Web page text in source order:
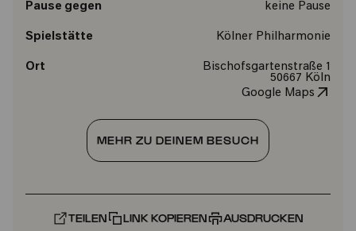
Pause gegen keine Pause
Spielstätte Kölner Philharmonie
Ort
Bischofsgartenstraße 1
50667 Köln
Google Maps
MEHR ZU DEINEM BESUCH
TEILEN LINK KOPIEREN AUSDRUCKEN